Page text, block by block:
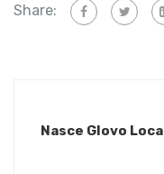
Share:
Nasce Glovo